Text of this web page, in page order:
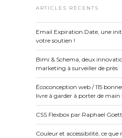
ARTICLES RÉCENTS
Email Expiration Date, une
votre soutien !
Bimi & Schema, deux
marketing à surveiller de près
Écoconception web / 115
livre à garder à porter de main !
CSS Flexbox par Raphael
Couleur et accessibilité, ce